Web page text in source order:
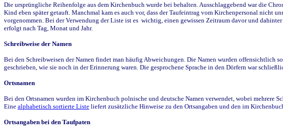
Die ursprüngliche Reihenfolge aus dem Kirchenbuch wurde bei behalten. Ausschlaggebend war die
Kind eben später getauft. Manchmal kam es auch vor, dass der Taufeintrag vom Kirchenpersonal nicht
vorgenommen. Bei der Verwendung der Liste ist es wichtig, einen gewissen Zeitraum davor und
erfolgt nach Tag, Monat und Jahr.
Schreibweise der Namen
Bei den Schreibweisen der Namen findet man häufig Abweichungen. Die Namen wurden offensichtlich
geschrieben, wie sie noch in der Erinnerung waren. Die gesprochene Sprache in den Dörfern war
Ortsnamen
Bei den Ortsnamen wurden im Kirchenbuch polnische und deutsche Namen verwendet, wobei mehrere
Eine alphabetisch sortierte Liste liefert zusätzliche Hinweise zu den Ortsangaben und den im
Ortsangaben bei den Taufpaten